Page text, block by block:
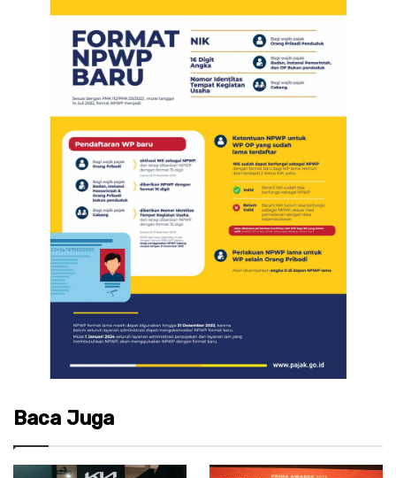
Baca Juga